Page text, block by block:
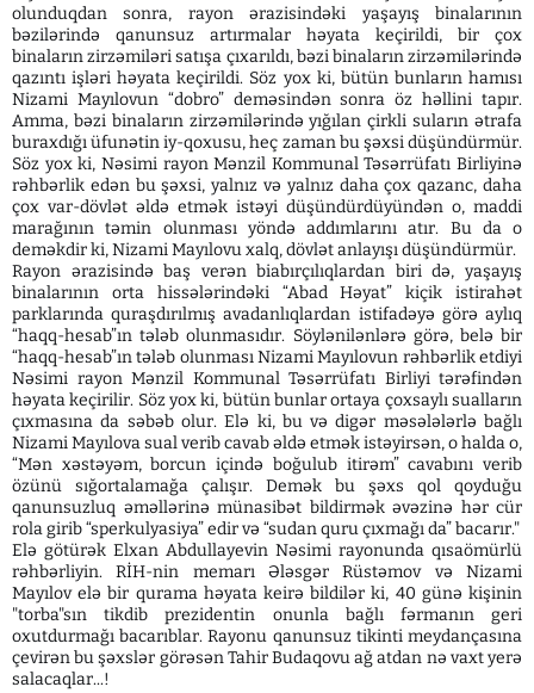
olunduqdan sonra, rayon ərazisindəki yaşayış binalarının
bəzilərində qanunsuz artırmalar həyata keçirildi, bir çox
binaların zirzəmiləri satışa çıxarıldı, bəzi binaların zirzəmilərində
qazıntı işləri həyata keçirildi. Söz yox ki, bütün bunların hamısı
Nizami Mayılovun “dobro” deməsindən sonra öz həllini tapır.
Amma, bəzi binaların zirzəmilərində yığılan çirkli suların ətrafa
buraxdığı üfunətin iy-qoxusu, heç zaman bu şəxsi düşündürmür.
Söz yox ki, Nəsimi rayon Mənzil Kommunal Təsərrüfatı Birliyinə
rəhbərlik edən bu şəxsi, yalnız və yalnız daha çox qazanc, daha
çox var-dövlət əldə etmək istəyi düşündürdüyündən o, maddi
marağının təmin olunması yöndə addımlarını atır. Bu da o
deməkdir ki, Nizami Mayılovu xalq, dövlət anlayışı düşündürmür.
Rayon ərazisində baş verən biabırçılıqlardan biri də, yaşayış
binalarının orta hissələrindəki “Abad Həyat” kiçik istirahət
parklarında quraşdırılmış avadanlıqlardan istifadəyə görə aylıq
“haqq-hesab”ın tələb olunmasıdır. Söylənilənlərə görə, belə bir
“haqq-hesab”ın tələb olunması Nizami Mayılovun rəhbərlik etdiyi
Nəsimi rayon Mənzil Kommunal Təsərrüfatı Birliyi tərəfindən
həyata keçirilir. Söz yox ki, bütün bunlar ortaya çoxsaylı sualların
çıxmasına da səbəb olur. Elə ki, bu və digər məsələlərlə bağlı
Nizami Mayılova sual verib cavab əldə etmək istəyirsən, o halda o,
“Mən xəstəyəm, borcun içində boğulub itirəm” cavabını verib
özünü sığortalamağa çalışır. Demək bu şəxs qol qoyduğu
qanunsuzluq əməllərinə münasibət bildirmək əvəzinə hər cür
rola girib “sperkulyasiya” edir və “sudan quru çıxmağı da” bacarır."
Elə götürək Elxan Abdullayevin Nəsimi rayonunda qısaömürlü
rəhbərliyin. RİH-nin memarı Ələsgər Rüstəmov və Nizami
Mayılov elə bir qurama həyata keirə bildilər ki, 40 günə kişinin
"torba"sın tikdib prezidentin onunla bağlı fərmanın geri
oxutdurmağı bacarıblar. Rayonu qanunsuz tikinti meydançasına
çevirən bu şəxslər görəsən Tahir Budaqovu ağ atdan nə vaxt yerə
salacaqlar...!